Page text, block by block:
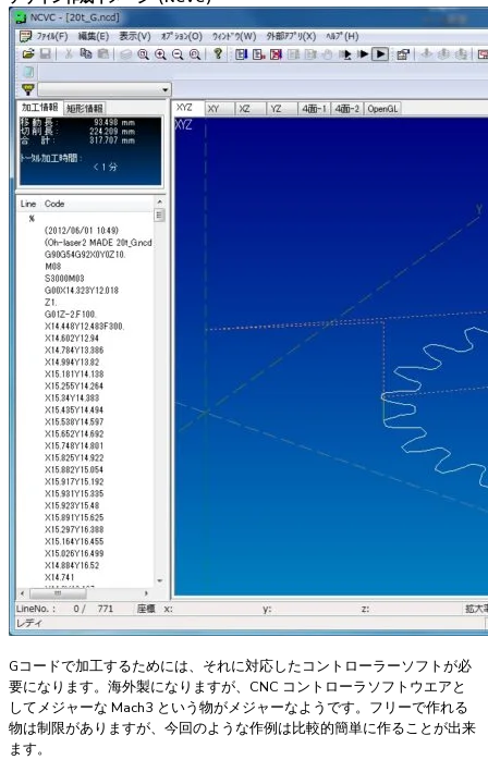
Gコードで加工するためには、それに対応したコントローラーソフトが必
要になります。海外製になりますが、CNC コントローラソフトウエアと
してメジャーな Mach3 という物がメジャーなようです。フリーで作れる
物は制限がありますが、今回のような作例は比較的簡単に作ることが出来
ます。